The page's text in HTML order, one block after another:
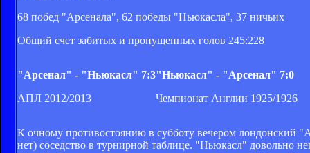
68 побед "Арсенала", 62 победы "Ньюкасла", 37 ничьих
Общий счет забитых и пропущенных голов 245:228
"Арсенал" - "Ньюкасл" 7:3
АПЛ 2012/2013
"Ньюкасл" - "Арсенал" 7:0
Чемпионат Англии 1925/1926
К очному противостоянию в субботу вечером лондонский
нет) соседство в турнирной таблице. "Ньюкасл" довольно